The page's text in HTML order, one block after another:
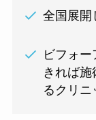
全国展開
ビフォ
きれば
るクリニ